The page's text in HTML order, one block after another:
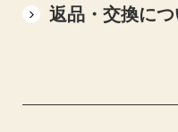
返品・交換に